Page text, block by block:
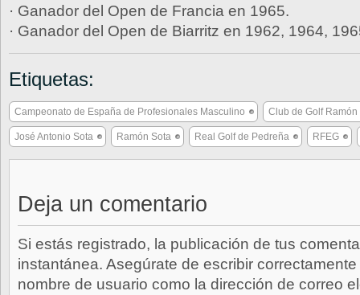
· Ganador del Open de Francia en 1965.
· Ganador del Open de Biarritz en 1962, 1964,
Etiquetas:
Campeonato de España de Profesionales Masculino Club de Golf Ramón
José Antonio Sota Ramón Sota Real Golf de Pedreña RFEG
Deja un comentario
Si estás registrado, la publicación de tus
instantánea. Asegúrate de escribir
nombre de usuario como la dirección de correo